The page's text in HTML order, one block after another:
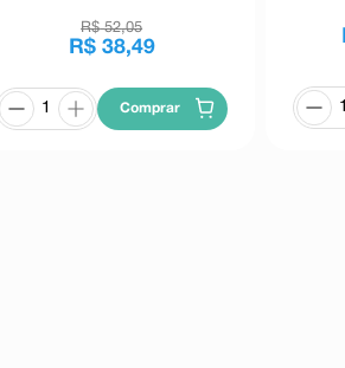
R$ 52,05
R$ 38,49
Comprar